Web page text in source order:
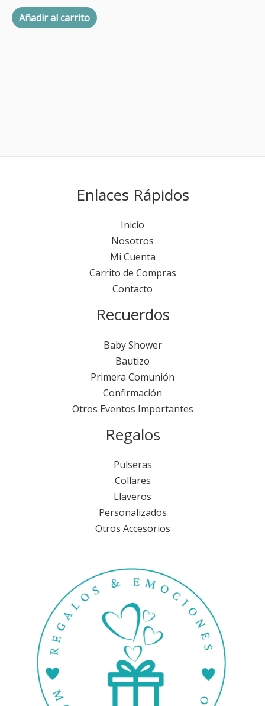
Añadir al carrito
Enlaces Rápidos
Inicio
Nosotros
Mi Cuenta
Carrito de Compras
Contacto
Recuerdos
Baby Shower
Bautizo
Primera Comunión
Confirmación
Otros Eventos Importantes
Regalos
Pulseras
Collares
Llaveros
Personalizados
Otros Accesorios